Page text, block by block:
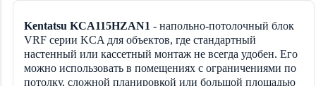
Kentatsu KCA115HZAN1 - напольно-потолочный блок
VRF серии KCA для объектов, где стандартный
настенный или кассетный монтаж не всегда удобен. Его
можно использовать в помещениях с ограничениями по
потолку, сложной планировкой или большой площадью